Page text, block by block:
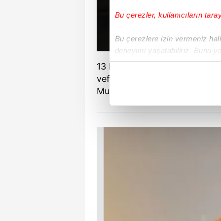
Bu çerezler, kullanıcıların
Bu çerezlere izin vermeniz
deneyimi yaşatabiliriz. Bunu
içerikleri sunabilmek adına
6698 sayılı Kişisel Verilerin
13 Mayıs'ta 56 yaşında
vefatının ardından, bu derin
Mustafa Balkan da yaşamını